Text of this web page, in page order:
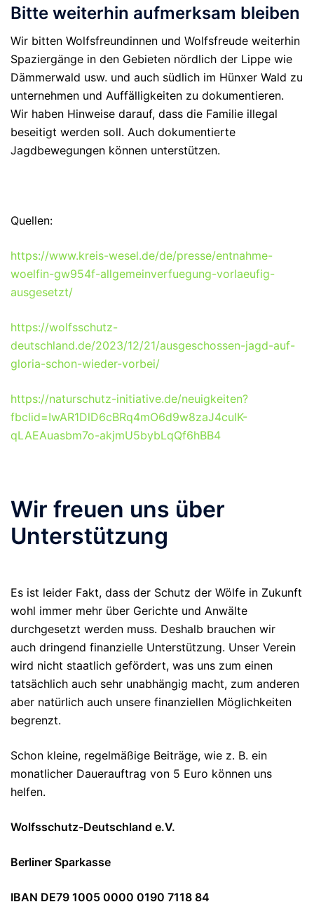
Bitte weiterhin aufmerksam bleiben
Wir bitten Wolfsfreundinnen und Wolfsfreude weiterhin
Spaziergänge in den Gebieten nördlich der Lippe wie
Dämmerwald usw. und auch südlich im Hünxer Wald zu
unternehmen und Auffälligkeiten zu dokumentieren.
Wir haben Hinweise darauf, dass die Familie illegal
beseitigt werden soll. Auch dokumentierte
Jagdbewegungen können unterstützen.
Quellen:
https://www.kreis-wesel.de/de/presse/entnahme-
woelfin-gw954f-allgemeinverfuegung-vorlaeufig-
ausgesetzt/
https://wolfsschutz-
deutschland.de/2023/12/21/ausgeschossen-jagd-auf-
gloria-schon-wieder-vorbei/
https://naturschutz-initiative.de/neuigkeiten?
fbclid=IwAR1DlD6cBRq4mO6d9w8zaJ4cuIK-
qLAEAuasbm7o-akjmU5bybLqQf6hBB4
Wir freuen uns über
Unterstützung
Es ist leider Fakt, dass der Schutz der Wölfe in Zukunft
wohl immer mehr über Gerichte und Anwälte
durchgesetzt werden muss. Deshalb brauchen wir
auch dringend finanzielle Unterstützung. Unser Verein
wird nicht staatlich gefördert, was uns zum einen
tatsächlich auch sehr unabhängig macht, zum anderen
aber natürlich auch unsere finanziellen Möglichkeiten
begrenzt.
Schon kleine, regelmäßige Beiträge, wie z. B. ein
monatlicher Dauerauftrag von 5 Euro können uns
helfen.
Wolfsschutz-Deutschland e.V.
Berliner Sparkasse
IBAN DE79 1005 0000 0190 7118 84